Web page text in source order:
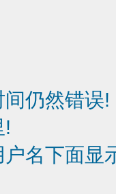
仍然错误!
!
名下面显